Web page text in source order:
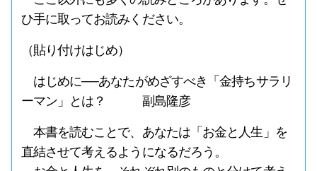
ひ手に取ってお読みください。
（貼り付けはじめ）
はじめに──あなたがめざすべき「金持ちサラリ
ーマン」とは？ 副島隆彦
本書を読むことで、あなたは「お金と人生」を
直結させて考えるようになるだろう。